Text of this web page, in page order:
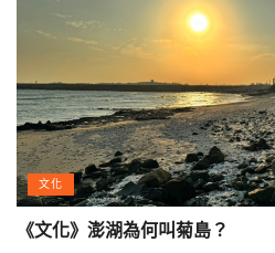
文化
《文化》澎湖為何叫菊島？